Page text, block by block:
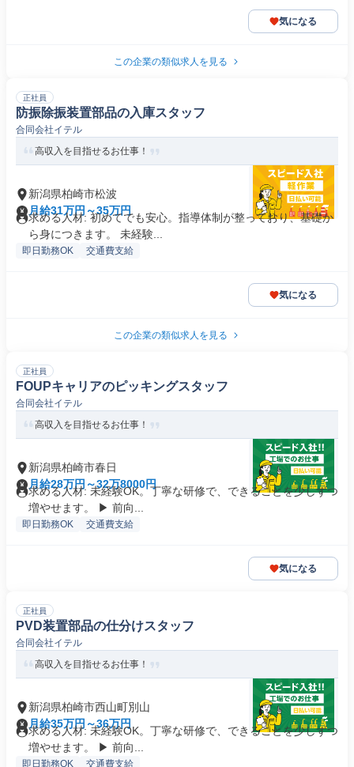
気になる
この企業の類似求人を見る
正社員
防振除振装置部品の入庫スタッフ
合同会社イテル
高収入を目指せるお仕事！
新潟県柏崎市松波
月給31万円～35万円
求める人材: 初めてでも安心。指導体制が整っており、基礎か
ら身につきます。 未経験...
即日勤務OK 交通費支給
気になる
この企業の類似求人を見る
正社員
FOUPキャリアのピッキングスタッフ
合同会社イテル
高収入を目指せるお仕事！
新潟県柏崎市春日
月給28万円～32万8000円
求める人材: 未経験OK。丁寧な研修で、できることを少しずつ
増やせます。 ▶ 前向...
即日勤務OK 交通費支給
気になる
正社員
PVD装置部品の仕分けスタッフ
合同会社イテル
高収入を目指せるお仕事！
新潟県柏崎市西山町別山
月給35万円～36万円
求める人材: 未経験OK。丁寧な研修で、できることを少しずつ
増やせます。 ▶ 前向...
即日勤務OK 交通費支給